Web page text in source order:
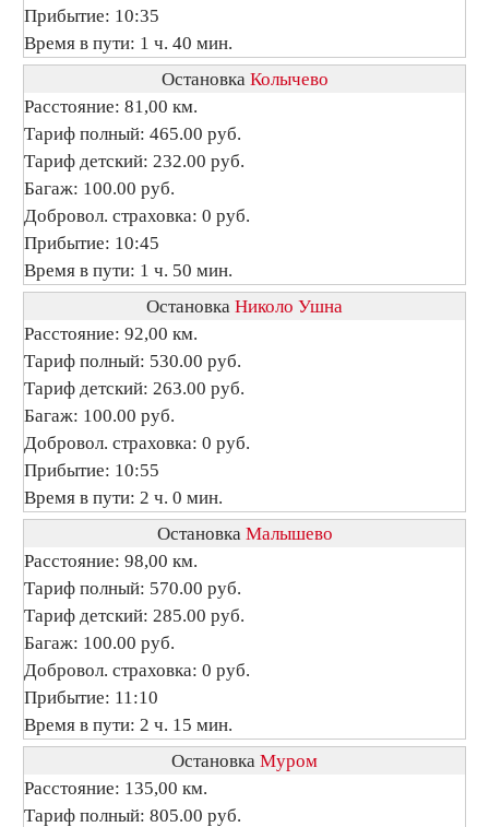
Прибытие: 10:35
Время в пути: 1 ч. 40 мин.
Остановка Колычево
Расстояние: 81,00 км.
Тариф полный: 465.00 руб.
Тариф детский: 232.00 руб.
Багаж: 100.00 руб.
Добровол. страховка: 0 руб.
Прибытие: 10:45
Время в пути: 1 ч. 50 мин.
Остановка Николо Ушна
Расстояние: 92,00 км.
Тариф полный: 530.00 руб.
Тариф детский: 263.00 руб.
Багаж: 100.00 руб.
Добровол. страховка: 0 руб.
Прибытие: 10:55
Время в пути: 2 ч. 0 мин.
Остановка Малышево
Расстояние: 98,00 км.
Тариф полный: 570.00 руб.
Тариф детский: 285.00 руб.
Багаж: 100.00 руб.
Добровол. страховка: 0 руб.
Прибытие: 11:10
Время в пути: 2 ч. 15 мин.
Остановка Муром
Расстояние: 135,00 км.
Тариф полный: 805.00 руб.